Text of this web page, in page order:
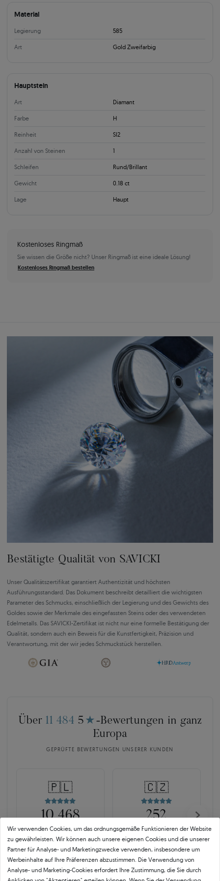
Material
Legierung 585
Art Gold Zweifarbig
Hauptstein
Art Diamant
Farbe H
Reinheit SI2
Anzahl von Steinen 1
Schleifen Rund/Brillant
Gewicht 0.18 ct
Lage Haupt
Kostenloses Ringmaß
Sie wissen die Größe nicht? Unser Ringmaß ist eine ideale Lösung!
Kostenloses Ringmaß bestellen
Bestätigte Qualität von SAVICKI
Unser Qualitätszertifikat garantiert Authentizität und höchsten
Ausführungsstandard. Das Dokument beschreibt detailliert die wichtigsten
Parameter des Schmucks, einschließlich der Legierung und des Gewichts des
Goldes sowie der Merkmale des eingefassten Steins oder des verwendeten
Edelmetalls. Das SAVICKI-Zertifikat ist nicht nur eine formelle Bestätigung der
Qualität, sondern auch ein Beweis für die Kunstfertigkeit, Präzision und
Verantwortung, mit der wir jedes Schmuckstück herstellen.
Über 11 484 5 ★ -Bewertungen in ganz
Europa
GEPRÜFTE BEWERTUNGEN UNSERER KUNDEN
🇵🇱
10 468
OPINEO
🇨🇿
252
HEUREKA
Wir verwenden Cookies, um das ordnungsgemäße Funktionieren der Website
zu gewährleisten. Wir können auch unsere eigenen Cookies und die unserer
Partner für Analyse- und Marketingzwecke verwenden, insbesondere um
Werbeinhalte auf Ihre Präferenzen abzustimmen. Die Verwendung von
Analyse- und Marketing-Cookies erfordert Ihre Zustimmung, die Sie durch